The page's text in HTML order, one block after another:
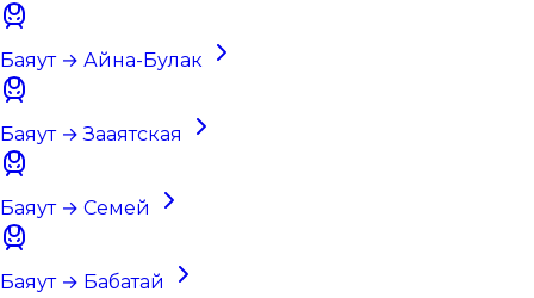
Баяут → Айна-Булак
Баяут → Зааятская
Баяут → Семей
Баяут → Бабатай